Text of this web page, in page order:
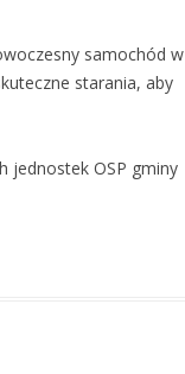
samochód w
starania, aby
jednostek OSP gminy